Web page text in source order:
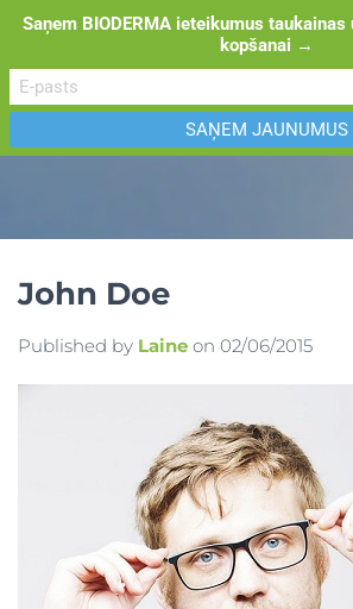
John Doe
Published by Laine on 02/06/2015
Saņem BIODERMA ieteikumus
kopšanai →